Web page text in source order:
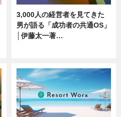
3,000人の経営者を見てきた
男が語る「成功者の共通OS」
│伊藤太一著…